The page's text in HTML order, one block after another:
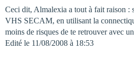
Ceci dit, Almalexia a tout à fait raison :
VHS SECAM, en utilisant la
moins de risques de te retrouver avec
Edité le 11/08/2008 à 18:53